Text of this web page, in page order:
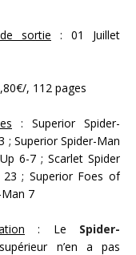
sortie : 01 Juillet
, 112 pages
: Superior Spider-
; Superior Spider-Man
6-7 ; Scarlet Spider
23 ; Superior Foes of
7
: Le Spider-
n’en a pas